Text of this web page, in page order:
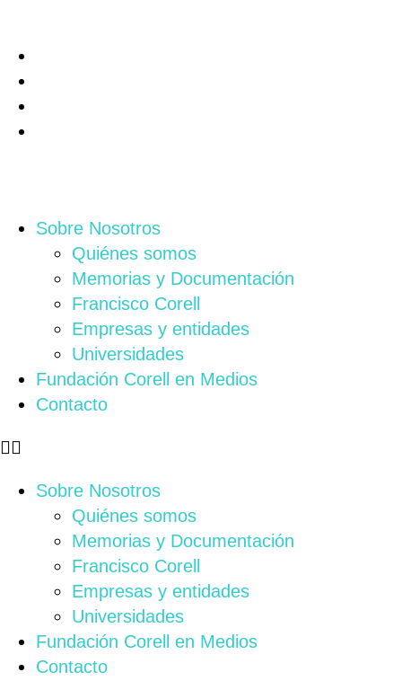
Sobre Nosotros
Quiénes somos
Memorias y Documentación
Francisco Corell
Empresas y entidades
Universidades
Fundación Corell en Medios
Contacto
Sobre Nosotros
Quiénes somos
Memorias y Documentación
Francisco Corell
Empresas y entidades
Universidades
Fundación Corell en Medios
Contacto